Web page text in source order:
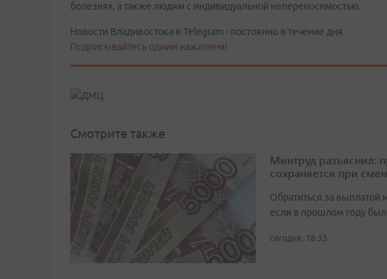
болезнях, а также людям с индивидуальной непереносимостью.
Новости Владивостока в Telegram - постоянно в течение дня.
Подписывайтесь одним нажатием!
Смотрите также
Минтруд разъяснил:
сохраняется при
Обратиться за
если в прошлом году
сегодня, 18:33